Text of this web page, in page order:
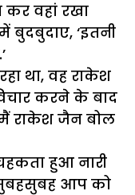
वहां रखा
बुदबुदाए, ‘इतनी
था, वह राकेश
करने के बाद
मैं राकेश जैन बोल
हुआ नारी
सुबहसुबह आप को